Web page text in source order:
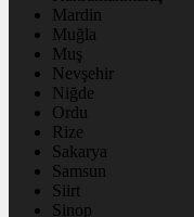
Mardin
Muğla
Muş
Nevşehir
Niğde
Ordu
Rize
Sakarya
Samsun
Siirt
Sinop